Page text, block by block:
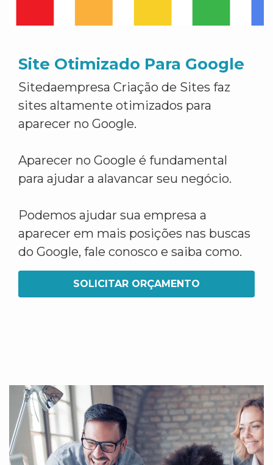
Site Otimizado Para Google
Sitedaempresa Criação de Sites faz
sites altamente otimizados para
aparecer no Google.
Aparecer no Google é fundamental
para ajudar a alavancar seu negócio.
Podemos ajudar sua empresa a
aparecer em mais posições nas buscas
do Google, fale conosco e saiba como.
SOLICITAR ORÇAMENTO